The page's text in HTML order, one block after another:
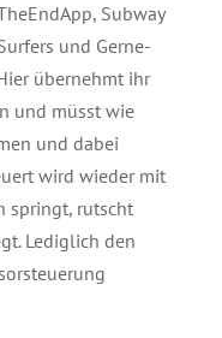
Subway
und Gerne-
übernehmt ihr
und müsst wie
und dabei
wird wieder mit
springt, rutscht
Lediglich den